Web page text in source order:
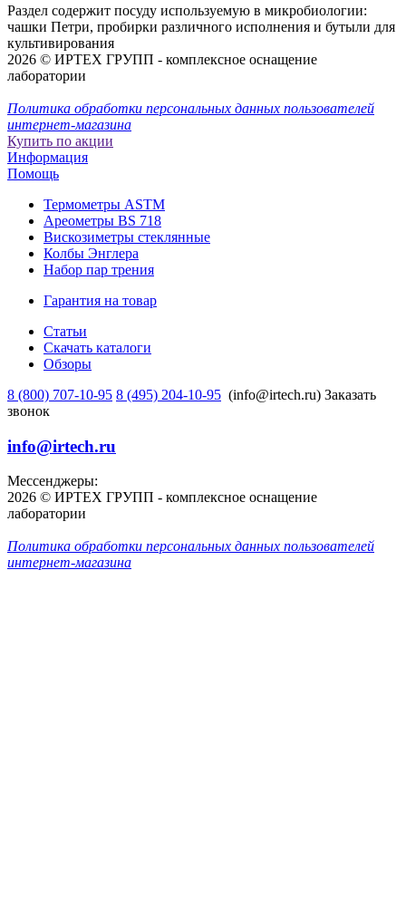
Раздел содержит посуду используемую в микробиологии:
чашки Петри, пробирки различного исполнения и бутыли для
культивирования
2026 © ИРТЕХ ГРУПП - комплексное оснащение
лаборатории
Политика обработки персональных данных пользователей
интернет-магазина
Купить по акции
Информация
Помощь
Термометры ASTM
Ареометры BS 718
Вискозиметры стеклянные
Колбы Энглера
Набор пар трения
Гарантия на товар
Статьи
Скачать каталоги
Обзоры
8 (800) 707-10-95 8 (495) 204-10-95 (info@irtech.ru) Заказать
звонок
info@irtech.ru
Мессенджеры:
2026 © ИРТЕХ ГРУПП - комплексное оснащение
лаборатории
Политика обработки персональных данных пользователей
интернет-магазина